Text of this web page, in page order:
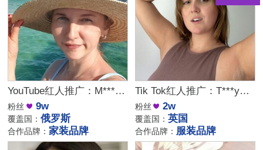
YouTube红人推广：M***e｜俄罗斯 生活
粉丝 9w
覆盖国：俄罗斯
合作品牌：家装品牌
Tik Tok红人推广：T***y｜英国 时尚
粉丝 2w
覆盖国：英国
合作品牌： 服装品牌